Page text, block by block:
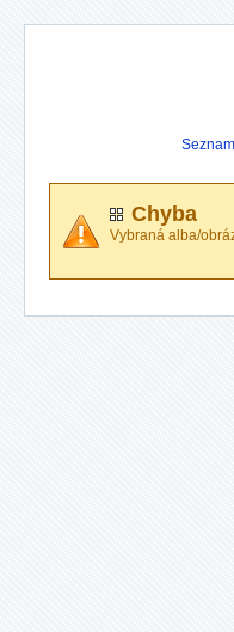
Chyba
Vybraná alba/